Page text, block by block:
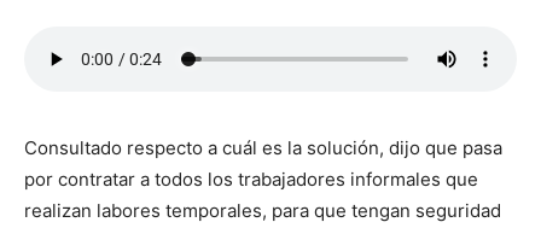
Consultado respecto a cuál es la solución, dijo que pasa
por contratar a todos los trabajadores informales que
realizan labores temporales, para que tengan seguridad